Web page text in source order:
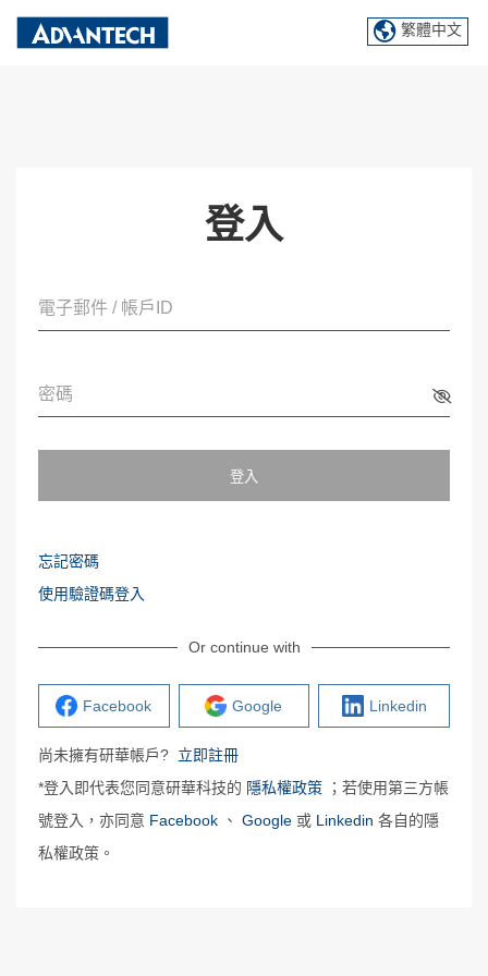
繁體中文
登入
電子郵件 / 帳戶ID
密碼
登入
忘記密碼
使用驗證碼登入
Or continue with
Facebook Google Linkedin
尚未擁有研華帳戶? 立即註冊
*登入即代表您同意研華科技的 隱私權政策 ；若使用第三方帳
號登入，亦同意 Facebook 、 Google 或 Linkedin 各自的隱
私權政策。